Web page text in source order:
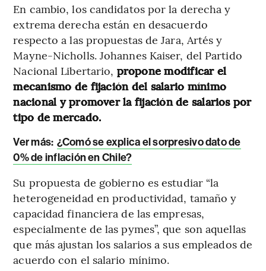
En cambio, los candidatos por la derecha y
extrema derecha están en desacuerdo
respecto a las propuestas de Jara, Artés y
Mayne-Nicholls. Johannes Kaiser, del Partido
Nacional Libertario, propone modificar el
mecanismo de fijación del salario mínimo
nacional y promover la fijación de salarios por
tipo de mercado.
Ver más: ¿Comó se explica el sorpresivo dato de
0% de inflación en Chile?
Su propuesta de gobierno es estudiar “la
heterogeneidad en productividad, tamaño y
capacidad financiera de las empresas,
especialmente de las pymes”, que son aquellas
que más ajustan los salarios a sus empleados de
acuerdo con el salario mínimo.